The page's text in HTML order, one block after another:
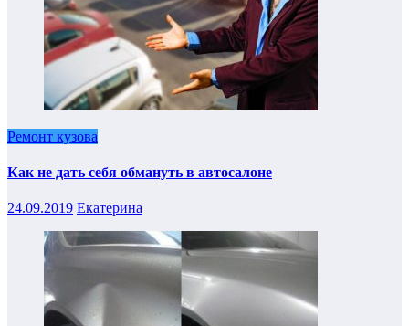
Ремонт кузова
Как не дать себя обмануть в автосалоне
24.09.2019 Екатерина